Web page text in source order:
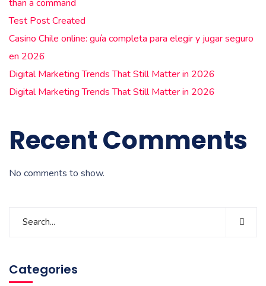
than a command
Test Post Created
Casino Chile online: guía completa para elegir y jugar seguro
en 2026
Digital Marketing Trends That Still Matter in 2026
Digital Marketing Trends That Still Matter in 2026
Recent Comments
No comments to show.
Categories